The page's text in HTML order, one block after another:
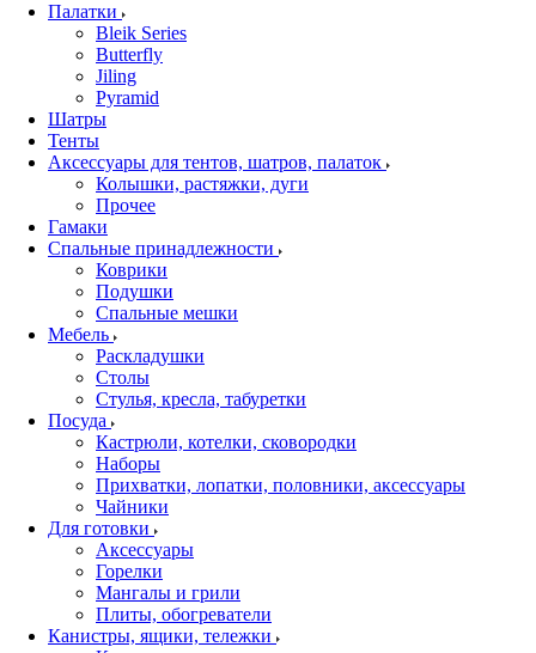
Палатки
Bleik Series
Butterfly
Jiling
Pyramid
Шатры
Тенты
Аксессуары для тентов, шатров, палаток
Колышки, растяжки, дуги
Прочее
Гамаки
Спальные принадлежности
Коврики
Подушки
Спальные мешки
Мебель
Раскладушки
Столы
Стулья, кресла, табуретки
Посуда
Кастрюли, котелки, сковородки
Наборы
Прихватки, лопатки, половники, аксессуары
Чайники
Для готовки
Аксессуары
Горелки
Мангалы и грили
Плиты, обогреватели
Канистры, ящики, тележки